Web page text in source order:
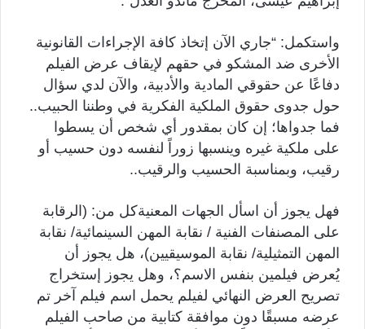
واستكمل: “جاري الآن إتخاذ كافة الإجراءات القانونية
الأخرى ضد المشكو في حقهم لإيقاف عرض الفيلم
دفاعًا عن حقوقي المادية والأدبية، والآن لدي سؤال
حول جدوى حقوق الملكية الفكرية في وطننا الحبيب..
فما جدواها؛ إن كان بمقدور أي شخص أن يسطوا
على ملكية غيره وينسبها زوراً لنفسه دون حسيب أو
رقيب، وبمناسبة الحسيب والرقيب..
فهل يجوز أن اسأل الجهات المعنيةكل من: (الرقابة
على المصنفات الفنية / نقابة المهن السينمائية/ نقابة
المهن التمثيلية/ نقابة الموسيقيين)، هل يجوز أن
يُعرض فيلمين بنفس الاسم؟، وهل يجوز إستخراج
تصريح العرض النهائي لفيلم يحمل اسم فيلم آخر تم
عرضه مسبقًا دون موافقة كتابية من صاحب الفيلم